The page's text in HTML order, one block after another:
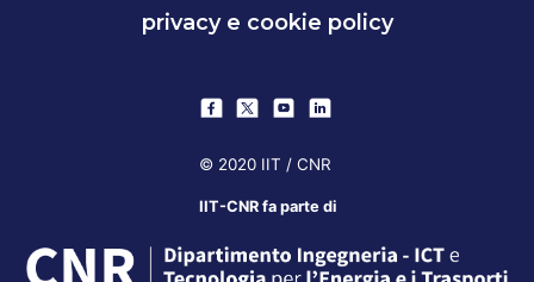
privacy e cookie policy
© 2020 IIT / CNR
IIT-CNR fa parte di